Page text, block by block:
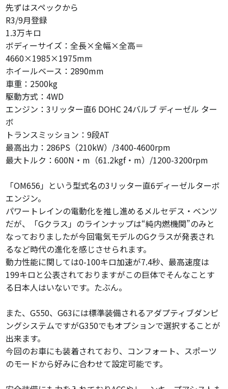
先ずはスペックから
R3/9月登録
1.3万キロ
ボディーサイズ：全長×全幅×全高＝
4660×1985×1975mm
ホイールベース：2890mm
車重：2500kg
駆動方式：4WD
エンジン：3リッター直6 DOHC 24バルブ ディーゼル ター
ボ
トランスミッション：9段AT
最高出力：286PS（210kW）/3400-4600rpm
最大トルク：600N・m（61.2kgf・m）/1200-3200rpm
「OM656」という型式名の3リッター直6ディーゼルターボ
エンジン。
パワートレインの電動化を推し進めるメルセデス・ベンツ
だが、「Gクラス」のラインナップは“純内燃機関”のみと
なっておりましたが今回電気モデルのGクラスが発表され
るなど時代の進化を感じさせられます。
動力性能に関しては0-100キロ加速が7.4秒、最高速度は
199キロと公表されておりますがこの巨体でそんなことす
る日本人はいないです。たぶん。
また、G550、G63には標準装備されるアダプティブダンピ
ングシステムですがG350でもオプションで選択することが
出来ます。
今回のお車にも装着されており、コンフォート、スポーツ
のモードから好みに合わせて設定可能です。